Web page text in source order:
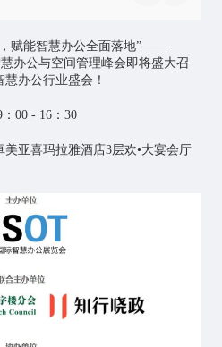
赋能智慧办公全面落地”——
办公与空间管理峰会即将盛大召
办公行业盛会！
00 - 16：30
亚喜玛拉雅酒店3层欢•大宴会厅